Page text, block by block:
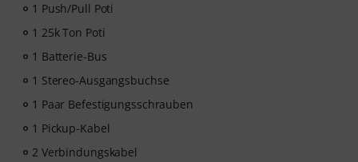
1 Push/Pull Poti
1 25k Ton Poti
1 Batterie-Bus
1 Stereo-Ausgangsbuchse
1 Paar Befestigungsschrauben
1 Pickup-Kabel
2 Verbindungskabel